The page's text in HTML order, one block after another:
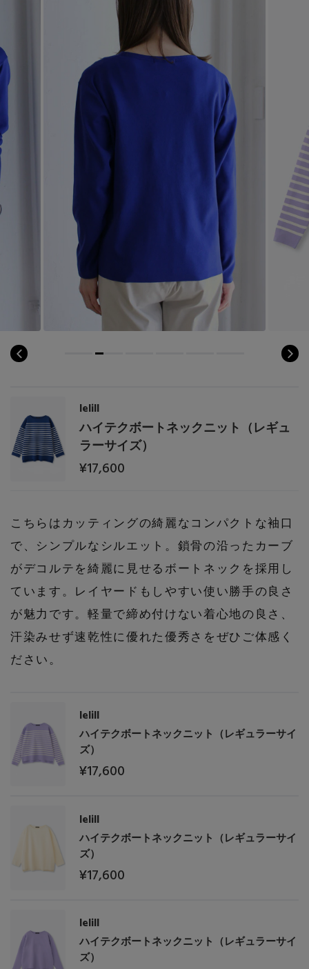
lelill
ハイテクボートネックニット（レギュ
ラーサイズ）
¥17,600
こちらはカッティングの綺麗なコンパクトな袖口
で、シンプルなシルエット。鎖骨の沿ったカーブ
がデコルテを綺麗に見せるボートネックを採用し
ています。レイヤードもしやすい使い勝手の良さ
が魅力です。軽量で締め付けない着心地の良さ、
汗染みせず速乾性に優れた優秀さをぜひご体感く
ださい。
lelill
ハイテクボートネックニット（レギュラーサイ
ズ）
¥17,600
lelill
ハイテクボートネックニット（レギュラーサイ
ズ）
¥17,600
lelill
ハイテクボートネックニット（レギュラーサイ
ズ）